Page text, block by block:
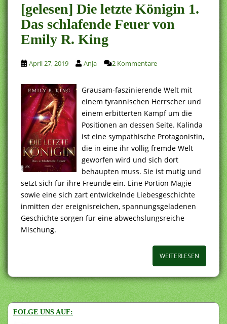
[gelesen] Die letzte Königin 1.
Das schlafende Feuer von
Emily R. King
April 27, 2019 Anja 2 Kommentare
Grausam-faszinierende Welt mit
einem tyrannischen Herrscher und
einem erbitterten Kampf um die
Positionen an dessen Seite. Kalinda
ist eine sympathische Protagonistin,
die in eine ihr völlig fremde Welt
geworfen wird und sich dort
behaupten muss. Sie ist mutig und
setzt sich für ihre Freunde ein. Eine Portion Magie
sowie eine sich zart entwickelnde Liebesgeschichte
inmitten der ereignisreichen, spannungsgeladenen
Geschichte sorgen für eine abwechslungsreiche
Mischung.
WEITERLESEN
FOLGE UNS AUF: